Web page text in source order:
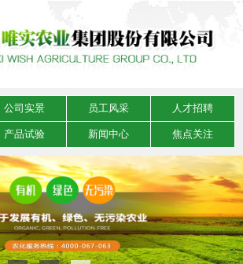
公司实景 员工风采 人才招聘
产品试验 新闻中心 焦点关注